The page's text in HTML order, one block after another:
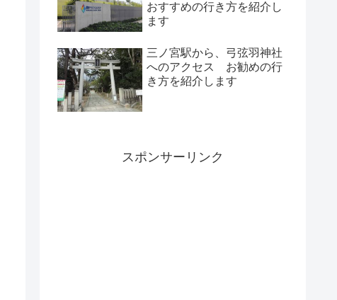
おすすめの行き方を紹介し
ます
三ノ宮駅から、弓弦羽神社
へのアクセス お勧めの行
き方を紹介します
スポンサーリンク